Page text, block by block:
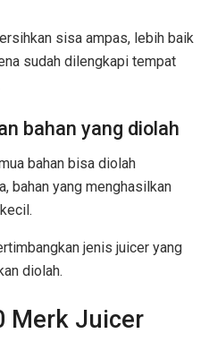
sisa ampas, lebih baik
sudah dilengkapi tempat
bahan yang diolah
bahan bisa diolah
bahan yang menghasilkan
jenis juicer yang
diolah.
Merk Juicer